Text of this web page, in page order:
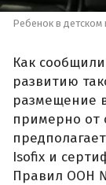
Ребенок в детском
Как
развитию
размещение
примерно от
Isofix и
Правил ООН